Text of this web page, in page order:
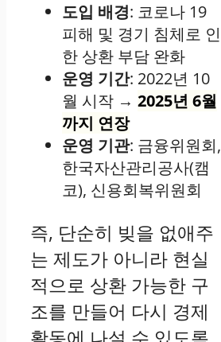
도입 배경: 코로나 19
피해 및 경기 침체로 인
한 상환 부담 완화
운영 기간: 2022년 10
월 시작 → 2025년 6월
까지 연장
운영 기관: 금융위원회,
한국자산관리공사(캠
코), 신용회복위원회
즉, 단순히 빚을 없애주
는 제도가 아니라 현실
적으로 상환 가능한 구
조를 만들어 다시 경제